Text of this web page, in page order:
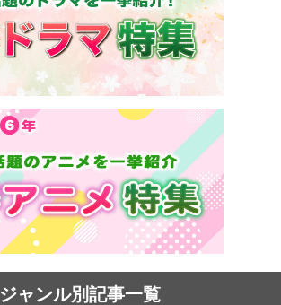
ジャンル別記事一覧